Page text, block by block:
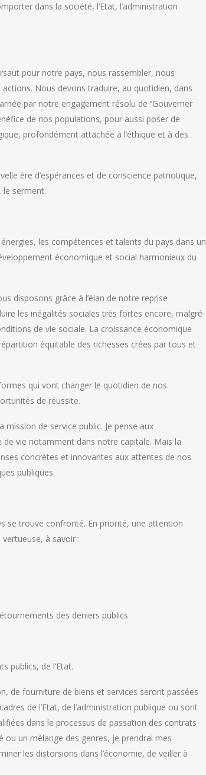
dans la société, l’Etat, l’administration
pour notre pays, nous rassembler, nous
Nous devons traduire, au quotidien, dans
par notre engagement résolu de ‘’Gouverner
de nos populations, pour aussi poser de
profondément attachée à l’éthique et à des
ère d’espérances et de conscience patriotique,
le serment.
énergies, les compétences et talents du pays dans un
économique et social harmonieux du
disposons grâce à l’élan de notre reprise
les inégalités sociales très fortes encore, malgré
de vie sociale. La croissance économique
équitable des richesses crées par tous et
qui vont changer le quotidien de nos
de réussite.
de service public. Je pense aux
vie notamment dans notre capitale. Mais la
concrètes et innovantes aux attentes de nos
publiques.
se trouve confronté. En priorité, une attention
à savoir :
des deniers publics
publics, de l’Etat.
de fourniture de biens et services seront passées
de l’Etat, de l’administration publique ou sont
dans le processus de passation des contrats
ou un mélange des genres, je prendrai mes
les distorsions dans l’économie, de veiller à